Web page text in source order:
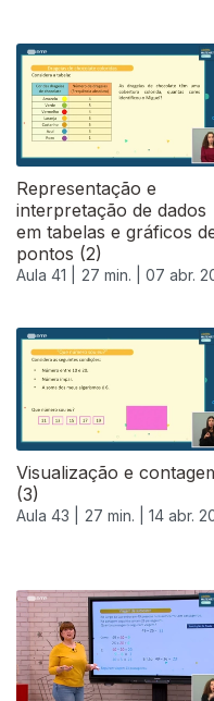
Representação e
interpretação de dados
em tabelas e gráficos
pontos (2)
Aula 41 | 27 min. | 07 abr.
Visualização e
(3)
Aula 43 | 27 min. | 14 abr.